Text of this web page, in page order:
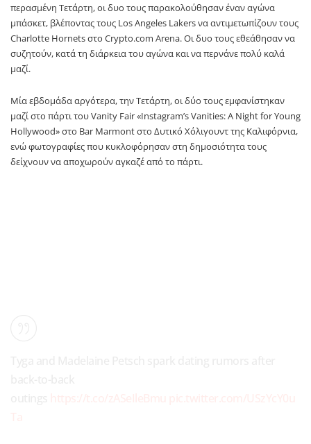
περασμένη Τετάρτη, οι δυο τους παρακολούθησαν έναν αγώνα
μπάσκετ, βλέποντας τους Los Angeles Lakers να αντιμετωπίζουν τους
Charlotte Hornets στο Crypto.com Arena. Οι δυο τους εθεάθησαν να
συζητούν, κατά τη διάρκεια του αγώνα και να περνάνε πολύ καλά
μαζί.
Μία εβδομάδα αργότερα, την Τετάρτη, οι δύο τους εμφανίστηκαν
μαζί στο πάρτι του Vanity Fair «Instagram’s Vanities: A Night for Young
Hollywood» στο Bar Marmont στο Δυτικό Χόλιγουντ της Καλιφόρνια,
ενώ φωτογραφίες που κυκλοφόρησαν στη δημοσιότητα τους
δείχνουν να αποχωρούν αγκαζέ από το πάρτι.